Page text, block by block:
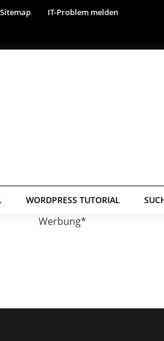
Sitemap IT-Problem melden
WORDPRESS TUTORIAL
Werbung*